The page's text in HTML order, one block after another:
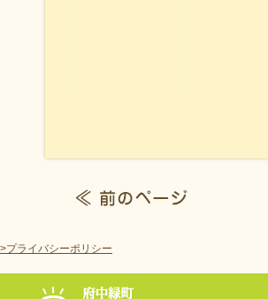
>プライバシーポリシー